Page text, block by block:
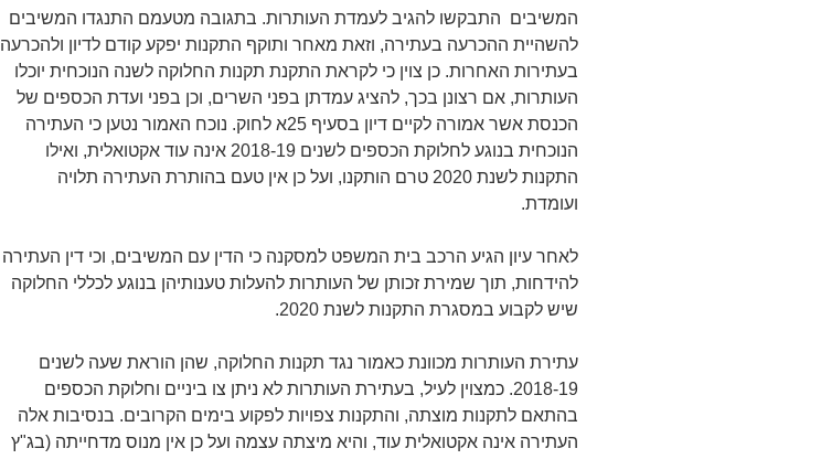
המשיבים התבקשו להגיב לעמדת העותרות. בתגובה מטעמם התנגדו המשיבים
להשהיית ההכרעה בעתירה, וזאת מאחר ותוקף התקנות יפקע קודם לדיון ולהכרעה
בעתירות האחרות. כן צוין כי לקראת התקנת תקנות החלוקה לשנה הנוכחית יוכלו
העותרות, אם רצונן בכך, להציג עמדתן בפני השרים, וכן בפני ועדת הכספים של
הכנסת אשר אמורה לקיים דיון בסעיף 25א לחוק. נוכח האמור נטען כי העתירה
הנוכחית בנוגע לחלוקת הכספים לשנים 2018-19 אינה עוד אקטואלית, ואילו
התקנות לשנת 2020 טרם הותקנו, ועל כן אין טעם בהותרת העתירה תלויה
ועומדת.
לאחר עיון הגיע הרכב בית המשפט למסקנה כי הדין עם המשיבים, וכי דין העתירה
להידחות, תוך שמירת זכותן של העותרות להעלות טענותיהן בנוגע לכללי החלוקה
שיש לקבוע במסגרת התקנות לשנת 2020.
עתירת העותרות מכוונת כאמור נגד תקנות החלוקה, שהן הוראת שעה לשנים
2018-19. כמצוין לעיל, בעתירת העותרות לא ניתן צו ביניים וחלוקת הכספים
בהתאם לתקנות מוצתה, והתקנות צפויות לפקוע בימים הקרובים. בנסיבות אלה
העתירה אינה אקטואלית עוד, והיא מיצתה עצמה ועל כן אין מנוס מדחייתה (בג"ץ